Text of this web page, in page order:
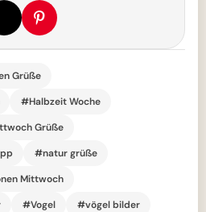
Grüße
#Halbzeit Woche
Grüße
#natur grüße
Mittwoch
#Vogel
#vögel bilder